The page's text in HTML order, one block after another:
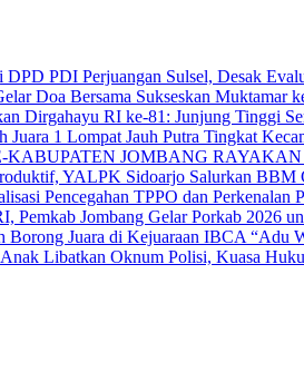
PDI Perjuangan Sulsel, Desak
Doa Bersama Sukseskan Muktamar
Dirgahayu RI ke-81: Junjung Tinggi
Juara 1 Lompat Jauh Putra Tingkat
KABUPATEN JOMBANG
YALPK Sidoarjo Salurkan BBM
Pencegahan TPPO dan
Pemkab Jombang Gelar Porkab 2026
Juara di Kejuaraan IBCA “Adu
Libatkan Oknum Polisi, Kuasa